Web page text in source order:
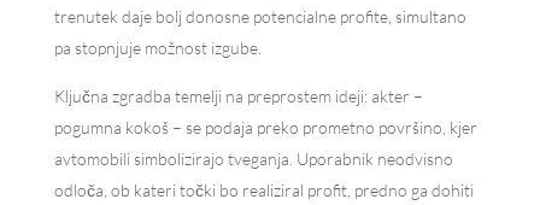
trenutek daje bolj donosne potencialne profite, simultano
pa stopnjuje možnost izgube.
Ključna zgradba temelji na preprostem ideji: akter –
pogumna kokoš – se podaja preko prometno površino, kjer
avtomobili simbolizirajo tveganja. Uporabnik neodvisno
odloča, ob kateri točki bo realiziral profit, predno ga dohiti